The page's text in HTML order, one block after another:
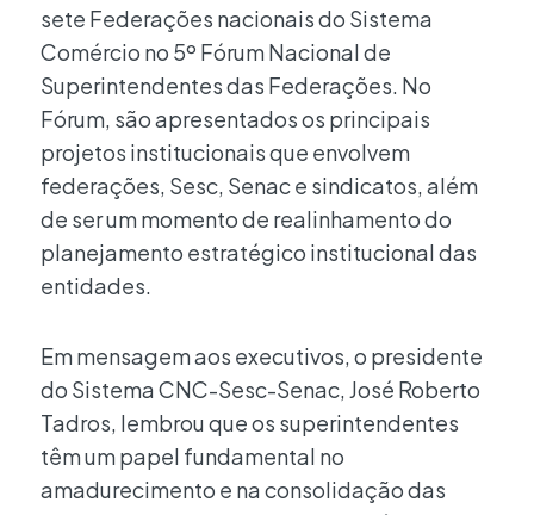
sete Federações nacionais do Sistema
Comércio no 5º Fórum Nacional de
Superintendentes das Federações. No
Fórum, são apresentados os principais
projetos institucionais que envolvem
federações, Sesc, Senac e sindicatos, além
de ser um momento de realinhamento do
planejamento estratégico institucional das
entidades.
Em mensagem aos executivos, o presidente
do Sistema CNC-Sesc-Senac, José Roberto
Tadros, lembrou que os superintendentes
têm um papel fundamental no
amadurecimento e na consolidação das